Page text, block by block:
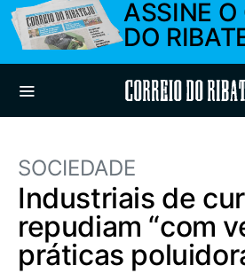
ASSINE O
DO
Correio do
SOCIEDADE
Industriais de
repudiam “com
práticas